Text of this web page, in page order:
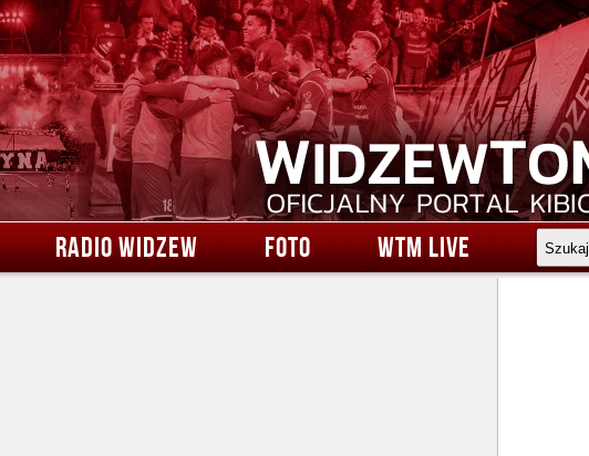
RADIO WIDZEW FOTO WTM LIVE